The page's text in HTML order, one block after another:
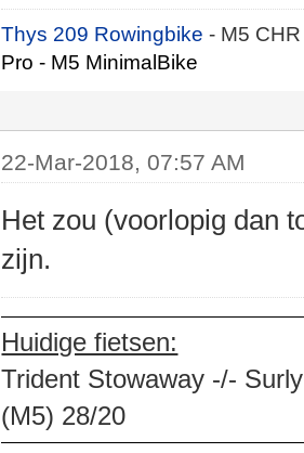
Thys 209 Rowingbike- M5
Pro - M5 MinimalBike
22-Mar-2018, 07:57 AM
Het zou (voorlopig dan
zijn.
Huidige fietsen:
Trident Stowaway -/-
(M5) 28/20